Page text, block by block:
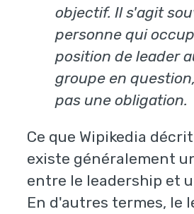
objectif. Il s'agit
personne qui
position de leader
groupe en
pas une obligation.
Ce que Wipikedia
existe généralement
entre le leadership et
En d'autres termes, le